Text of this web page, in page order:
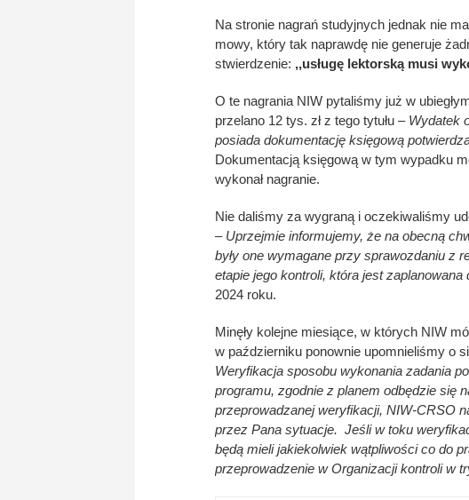
Na stronie nagrań studyjnych jednak nie
mowy, który tak naprawdę nie generuje
stwierdzenie: ,,usługę lektorską musi
O te nagrania NIW pytaliśmy już w
przelano 12 tys. zł z tego tytułu –Wydatek
posiada dokumentację księgową
Dokumentacją księgową w tym wypadku
wykonał nagranie.
Nie daliśmy za wygraną i oczekiwaliśmy
– Uprzejmie informujemy, że na obecną
były one wymagane przy sprawozdaniu z
etapie jego kontroli, która jest zaplanowana
2024 roku.
Minęły kolejne miesiące, w których NIW
w październiku ponownie upomnieliśmy o
Weryfikacja sposobu wykonania zadania
programu, zgodnie z planem odbędzie się
przeprowadzanej weryfikacji, NIW-CRSO
przez Pana sytuacje. Jeśli w toku
będą mieli jakiekolwiek wątpliwości co do
przeprowadzenie w Organizacji kontroli w